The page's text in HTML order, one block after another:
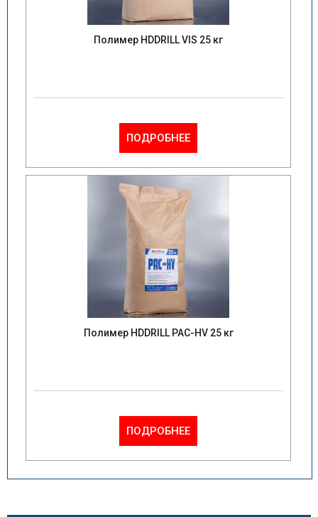
Полимер HDDRILL VIS 25 кг
ПОДРОБНЕЕ
Полимер HDDRILL PAC-HV 25 кг
ПОДРОБНЕЕ